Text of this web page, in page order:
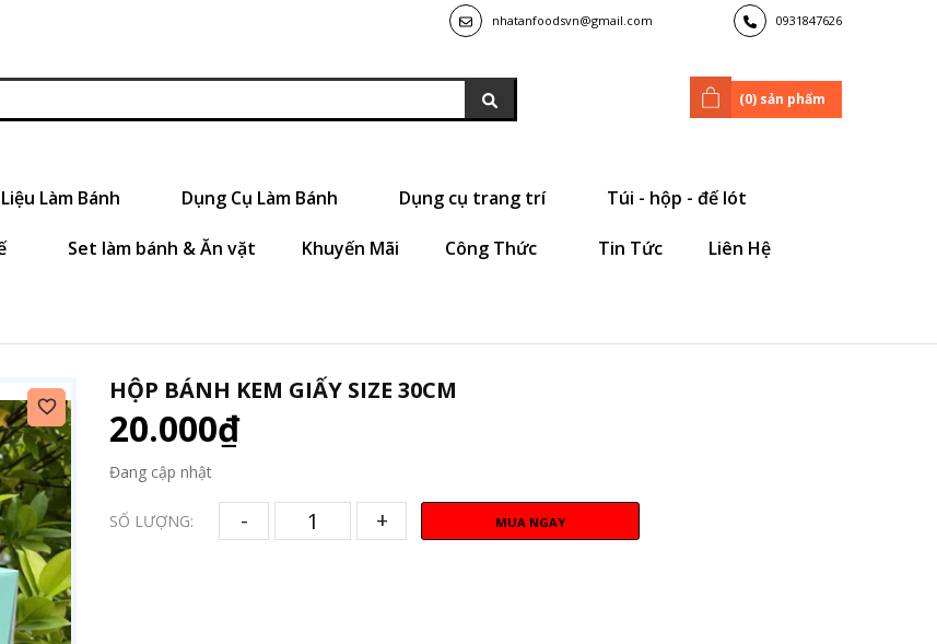
nhatanfoodsvn@gmail.com 0931847626
(0) sản phẩm
Làm Bánh Dụng Cụ Làm Bánh Dụng cụ trang trí Túi - hộp - đế lót
Set làm bánh & Ăn vặt Khuyến Mãi Công Thức Tin Tức Liên Hệ
HỘP BÁNH KEM GIẤY SIZE 30CM
20.000₫
Đang cập nhật
SỐ LƯỢNG: - + MUA NGAY